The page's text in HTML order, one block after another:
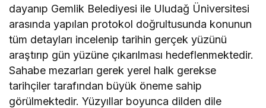
dayanıp Gemlik Belediyesi ile Uludağ Üniversitesi
arasında yapılan protokol doğrultusunda konunun
tüm detayları incelenip tarihin gerçek yüzünü
araştırıp gün yüzüne çıkarılması hedeflenmektedir.
Sahabe mezarları gerek yerel halk gerekse
tarihçiler tarafından büyük öneme sahip
görülmektedir. Yüzyıllar boyunca dilden dile